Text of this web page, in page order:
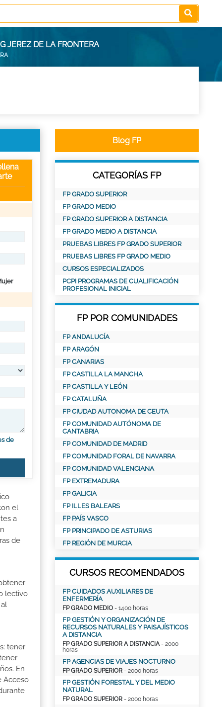
JEREZ DE LA FRONTERA
de
el
a
de
lectivo
tener
En
Acceso
Blog FP
CATEGORÍAS FP
FP GRADO SUPERIOR
FP GRADO MEDIO
FP GRADO SUPERIOR A DISTANCIA
FP GRADO MEDIO A DISTANCIA
PRUEBAS LIBRES FP GRADO SUPERIOR
PRUEBAS LIBRES FP GRADO MEDIO
CURSOS ESPECIALIZADOS
PCPI PROGRAMAS DE CUALIFICACIÓN
PROFESIONAL INICIAL
FP POR COMUNIDADES
FP ANDALUCÍA
FP ARAGÓN
FP CANARIAS
FP CASTILLA LA MANCHA
FP CASTILLA Y LEÓN
FP CATALUÑA
FP CIUDAD AUTONOMA DE CEUTA
FP COMUNIDAD AUTÓNOMA DE
CANTABRIA
FP COMUNIDAD DE MADRID
FP COMUNIDAD FORAL DE NAVARRA
FP COMUNIDAD VALENCIANA
FP EXTREMADURA
FP GALICIA
FP ILLES BALEARS
FP PAÍS VASCO
FP PRINCIPADO DE ASTURIAS
FP REGIÓN DE MURCIA
CURSOS RECOMENDADOS
FP CUIDADOS AUXILIARES DE
ENFERMERÍA
FP GRADO MEDIO - 1400 horas
FP GESTIÓN Y ORGANIZACIÓN DE
RECURSOS NATURALES Y PAISAJÍSTICOS
A DISTANCIA
FP GRADO SUPERIOR A DISTANCIA- 2000
horas
FP AGENCIAS DE VIAJES NOCTURNO
FP GRADO SUPERIOR - 2000 horas
FP GESTIÓN FORESTAL Y DEL MEDIO
NATURAL
FP GRADO SUPERIOR - 2000 horas